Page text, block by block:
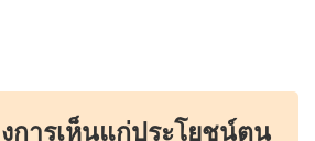
การเห็นแก่ประโยชน์ตน